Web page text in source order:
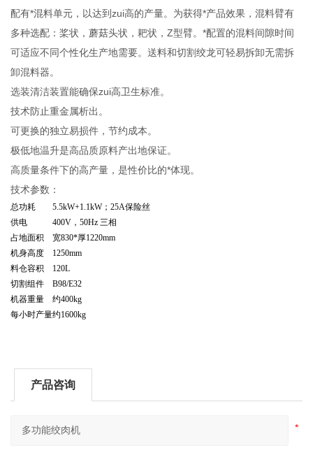
配有*混料单元，以达到zui高的产量。为获得*产品效果，混料臂有
多种选配：桨状，蘑菇头状，耙状，Z型臂。*配置的混料间隙时间
可适应不同个性化生产地需要。送料和切割绞龙可轻易拆卸无需拆
卸混料器。
选装清洁装置能确保zui高卫生标准。
技术防止重金属析出。
可更换的独立易损件，节约成本。
极低地温升是高品质原料产出地保证。
高质量条件下的高产量，是性价比的*体现。
技术参数：
总功耗
5.5kW+1.1kW；25A保险丝
供电
400V，50Hz 三相
占地面积
宽830*厚1220mm
机身高度
1250mm
料仓容积
120L
切割组件
B98/E32
机器重量
约400kg
每小时产量约1600kg
产品咨询